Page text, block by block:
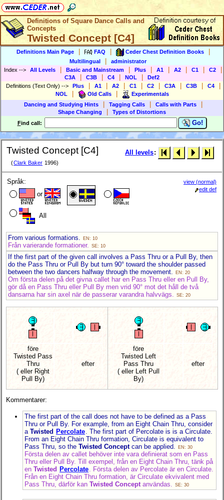
Definitions of Square Dance Calls and
Concepts
Twisted Concept [C4]
Definitions Main Page FAQ Ceder Chest Definition Books
Multilingual
administrator
Index --> All Levels Basic and Mainstream Plus A1 A2 C1 C2
C3A C3B C4 NOL
Def2
Definitions (Text Only) --> Plus A1 A2 C1 C2 C3A C3B C4
NOL Old Calls
Experimentals
Dancing and Studying Hints
Tagging Calls Calls with Parts
Shape Changing
Types of Distortions
Find call: Go!
Twisted Concept [C4]
(Clark Baker 1996)
All levels:
Språk:
or
All
view (normal)
edit def
From various formations. EN: 10
Från varierande formationer. SE: 10
If the first part of the given call involves a Pass Thru or a Pull By, then
do the Pass Thru or Pull By but turn 90° toward the shoulder passed
between the two dancers halfway through the movement.
EN: 20
Om första delen på det givna callet har en Pass Thru eller en Pull By,
gör då en Pass Thru eller Pull By men vrid 90° mot det håll de två
dansarna har sin axel när de passerar varandra halvvägs.
SE: 20
före
Twisted Pass
Thru
( eller Right
Pull By)
efter
före
Twisted Left
Pass Thru
( eller Left Pull
By)
efter
Kommentarer:
The first part of the call does not have to be defined as a Pass
Thru or Pull By. For example, from an Eight Chain Thru, consider
a Twisted Percolate . The first part of Percolate is is a Circulate.
From an Eight Chain Thru formation, Circulate is equivalent to
Pass Thru, so the Twisted Conceptcan be applied. EN: 30
Första delen av callet behöver inte vara definierat som en Pass
Thru eller Pull By. Till exempel, från en Eight Chain Thru, tänk på
en Twisted Percolate . Första delen av Percolate är en Circulate.
Från en Eight Chain Thru formation, är Circulate ekvivalent med
Pass Thru, därför kan Twisted Concept användas. SE: 30